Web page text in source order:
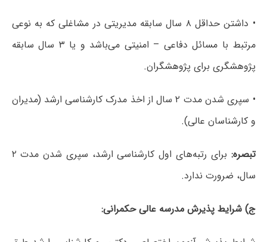
• داشتن حداقل ۸ سال سابقه مدیریتی در مشاغلی که به نوعی
مرتبط با مسائل دفاعی – امنیتی می‌باشد و یا ۳ سال سابقه
پژوهشگری برای پژوهشگران.
• سپری شدن مدت ۲ سال از اخذ مدرک کارشناسی ارشد (مدیران
و کارشناسان عالی).
تبصره:
برای رتبه‌های اول کارشناسی ارشد، سپری شدن مدت ۲
سال، ضرورت ندارد.
ج) شرایط پذیرش مدرسه عالی حکمرانی: